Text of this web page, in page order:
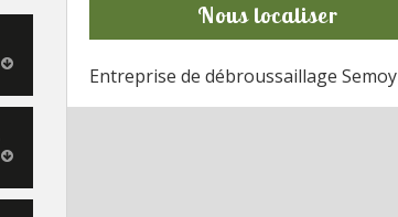
Nous localiser
Entreprise de débroussaillage Semoy